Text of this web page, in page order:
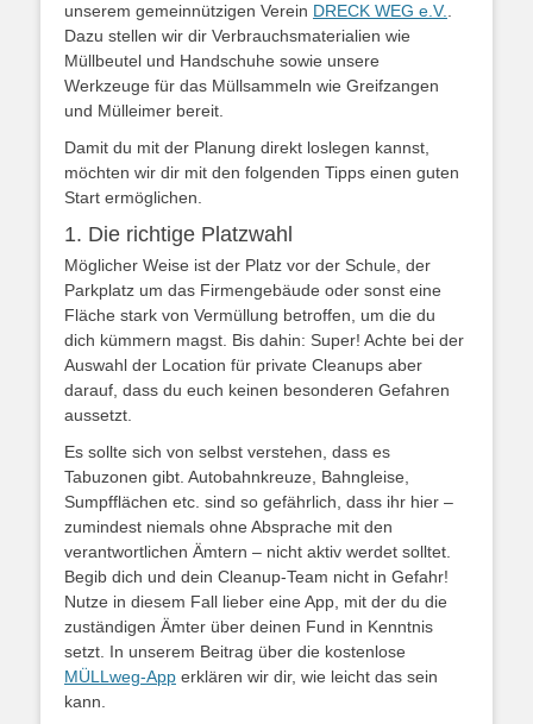
unserem gemeinnützigen Verein DRECK WEG e.V..
Dazu stellen wir dir Verbrauchsmaterialien wie
Müllbeutel und Handschuhe sowie unsere
Werkzeuge für das Müllsammeln wie Greifzangen
und Mülleimer bereit.
Damit du mit der Planung direkt loslegen kannst,
möchten wir dir mit den folgenden Tipps einen guten
Start ermöglichen.
1. Die richtige Platzwahl
Möglicher Weise ist der Platz vor der Schule, der
Parkplatz um das Firmengebäude oder sonst eine
Fläche stark von Vermüllung betroffen, um die du
dich kümmern magst. Bis dahin: Super! Achte bei der
Auswahl der Location für private Cleanups aber
darauf, dass du euch keinen besonderen Gefahren
aussetzt.
Es sollte sich von selbst verstehen, dass es
Tabuzonen gibt. Autobahnkreuze, Bahngleise,
Sumpfflächen etc. sind so gefährlich, dass ihr hier –
zumindest niemals ohne Absprache mit den
verantwortlichen Ämtern – nicht aktiv werdet solltet.
Begib dich und dein Cleanup-Team nicht in Gefahr!
Nutze in diesem Fall lieber eine App, mit der du die
zuständigen Ämter über deinen Fund in Kenntnis
setzt. In unserem Beitrag über die kostenlose
MÜLLweg-App erklären wir dir, wie leicht das sein
kann.